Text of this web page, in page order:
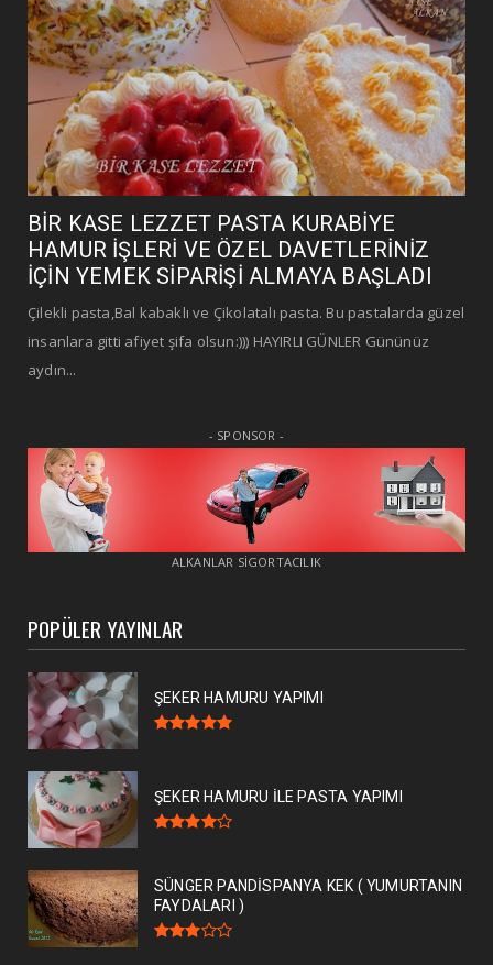
BİR KASE LEZZET PASTA KURABİYE
HAMUR İŞLERİ VE ÖZEL DAVETLERİNİZ
İÇİN YEMEK SİPARİŞİ ALMAYA BAŞLADI
Çilekli pasta,Bal kabaklı ve Çikolatalı pasta. Bu pastalarda güzel
insanlara gitti afiyet şifa olsun:))) HAYIRLI GÜNLER Gününüz
aydın...
- SPONSOR -
ALKANLAR SİGORTACILIK
POPÜLER YAYINLAR
ŞEKER HAMURU YAPIMI
ŞEKER HAMURU İLE PASTA YAPIMI
SÜNGER PANDİSPANYA KEK ( YUMURTANIN
FAYDALARI )